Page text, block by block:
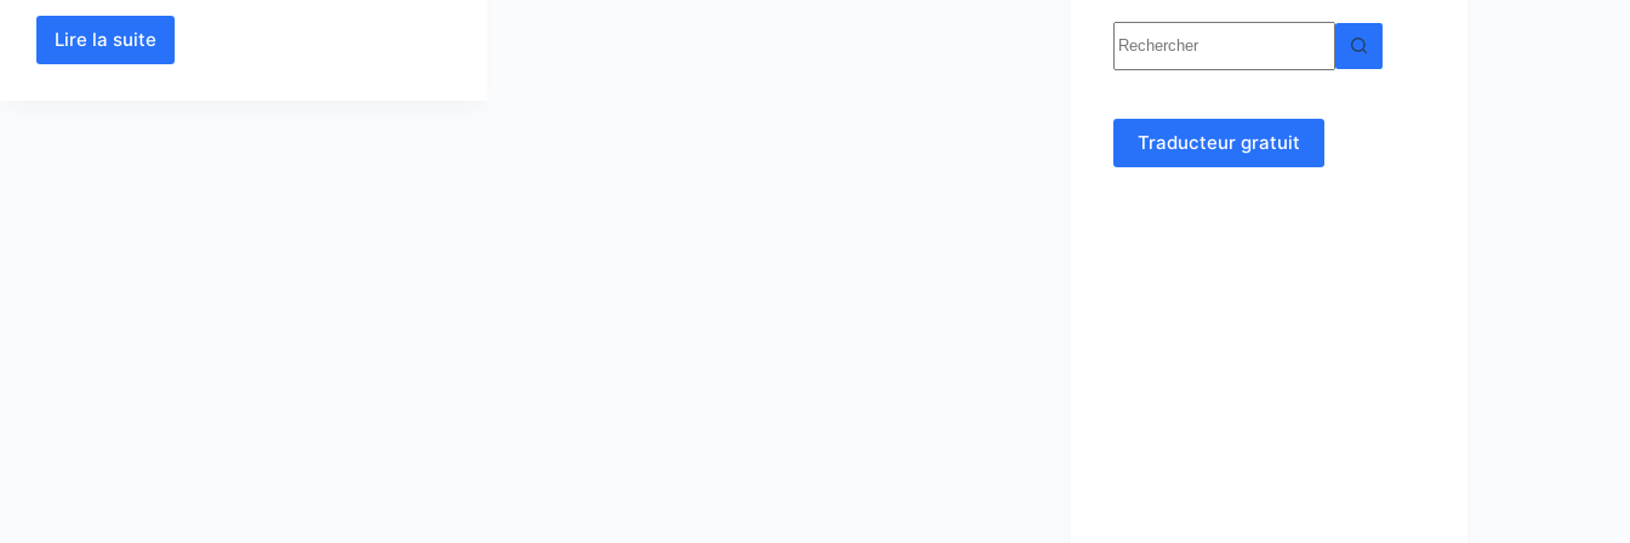
Lire la suitePétrographie
résultat
Traducteur gratuit